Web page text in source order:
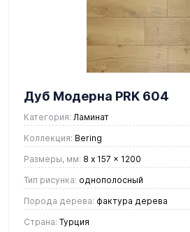
Дуб Модерна PRK 604
Категория: Ламинат
Коллекция: Bering
Размеры, мм: 8 x 157 x 1200
Тип рисунка: однополосный
Порода дерева: фактура дерева
Страна: Турция